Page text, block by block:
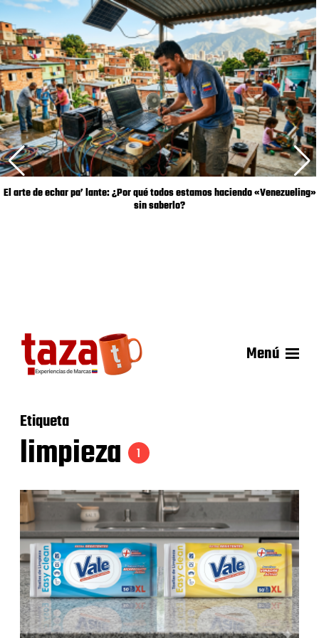
El arte de echar pa’ lante: ¿Por qué todos estamos haciendo «Venezueling»
sin saberlo?
Menú
Etiqueta
limpieza 1